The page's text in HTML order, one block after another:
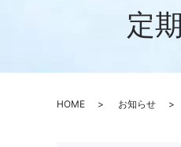
定
HOME お知らせ